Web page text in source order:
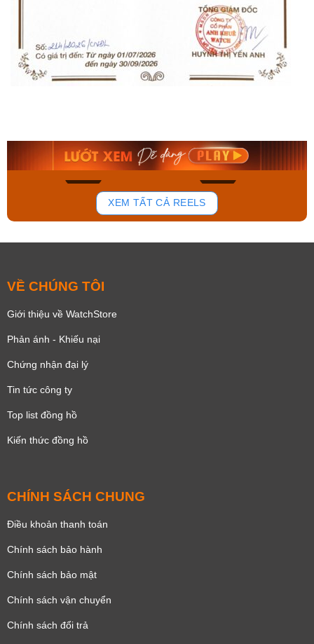
140
Mua ngay Mua ngay
XEM TẤT CẢ REELS
VỀ CHÚNG TÔI
Giới thiệu về WatchStore
Phản ánh - Khiếu nại
Chứng nhận đại lý
Tin tức công ty
Top list đồng hồ
Kiến thức đồng hồ
CHÍNH SÁCH CHUNG
Điều khoản thanh toán
Chính sách bảo hành
Chính sách bảo mật
Chính sách vận chuyển
Chính sách đổi trả